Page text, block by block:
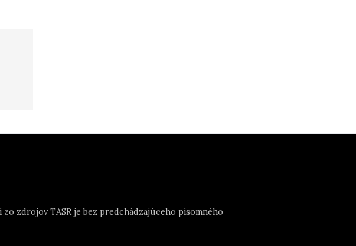
zdrojov TASR je bez predchádzajúceho písomného